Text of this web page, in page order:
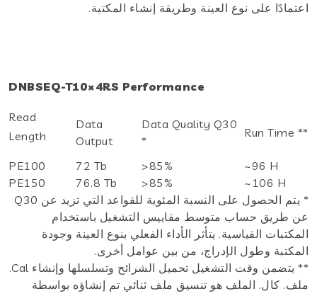
اعتمادًا على نوع العينة وطريقة إنشاء المكتبة.
DNBSEQ-T10×4RS Performance
Read
Length
Data
Output
Data Quality Q30
*
Run Time **
PE100 72 Tb >85%
~96 H
PE150
76.8 Tb >85%
~106 H
* يتم الحصول على النسبة المئوية للقواعد التي تزيد عن Q30
عن طريق حساب متوسط مقاييس التشغيل باستخدام
المكتبات القياسية. يتأثر الأداء الفعلي بنوع العينة وجودة
المكتبة وطول الإدراج، من بين عوامل أخرى.
** يتضمن وقت التشغيل تحميل الشرائح وتسلسلها وإنشاء Cal.
ملف. كال. الملف هو تنسيق ملف ثنائي تم إنشاؤه بواسطة